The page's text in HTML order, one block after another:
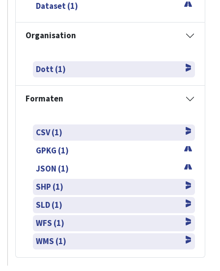
Dataset (1)
Organisation
Dott (1)
Formaten
CSV (1)
GPKG (1)
JSON (1)
SHP (1)
SLD (1)
WFS (1)
WMS (1)